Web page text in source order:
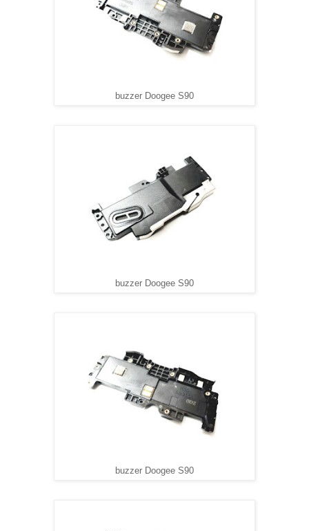
buzzer Doogee S90
buzzer Doogee S90
buzzer Doogee S90